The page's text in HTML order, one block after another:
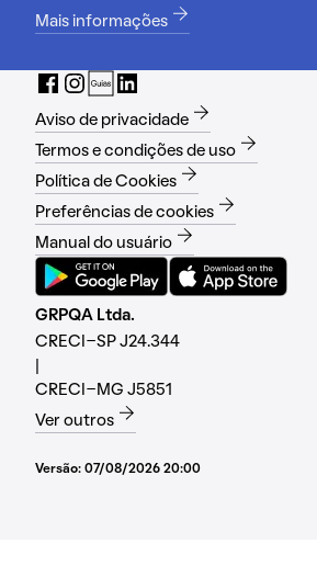
Mais informações
Aviso de privacidade
Termos e condições de uso
Política de Cookies
Preferências de cookies
Manual do usuário
GRPQA Ltda.
CRECI-SP J24.344
CRECI-MG J5851
Ver outros
Versão: 07/08/2026 20:00